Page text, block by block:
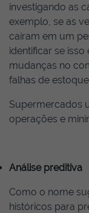
investigando as
exemplo, se as
caíram em um
identificar se
mudanças no
falhas de
Supermercados
operações e
Análise preditiva
Como o nome
históricos para